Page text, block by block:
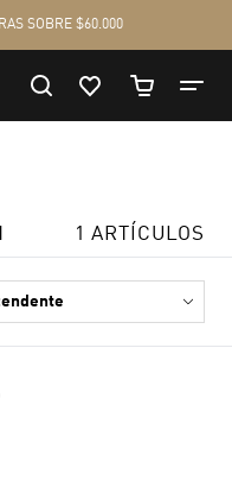
1 ARTÍCULOS